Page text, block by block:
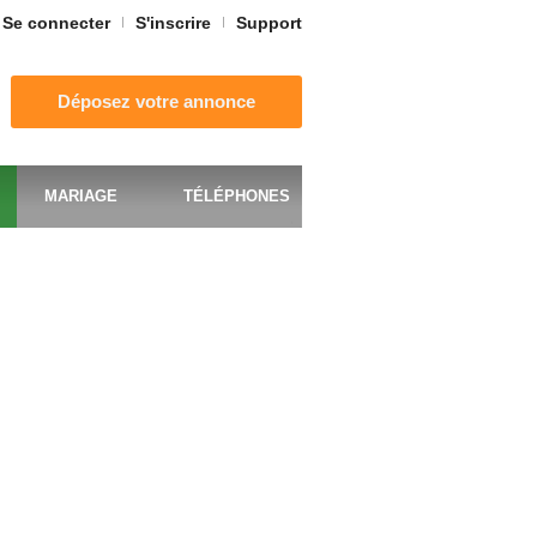
Se connecter S'inscrire Support
Déposez votre annonce
MARIAGE TÉLÉPHONES